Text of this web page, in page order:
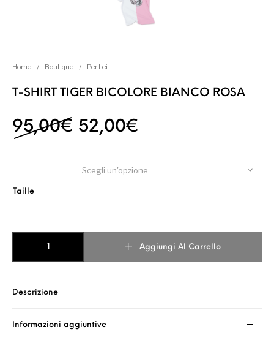
Home / Boutique / Per Lei
T-SHIRT TIGER BICOLORE BIANCO ROSA
95,00€ Il prezzo originale era:
52,00€
Taille
Scegli un'opzione
Aggiungi Al Carrello
Descrizione
Informazioni aggiuntive